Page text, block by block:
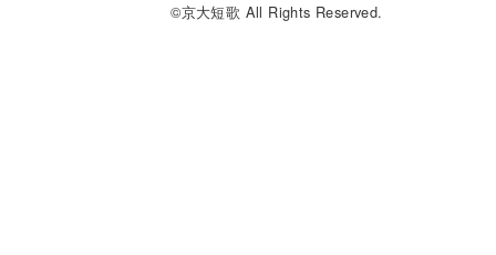
©京大短歌 All Rights Reserved.